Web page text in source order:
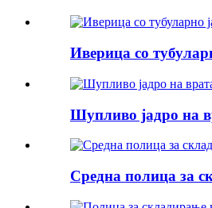
Иверица со
Шупливо јадро на
Средна полица за